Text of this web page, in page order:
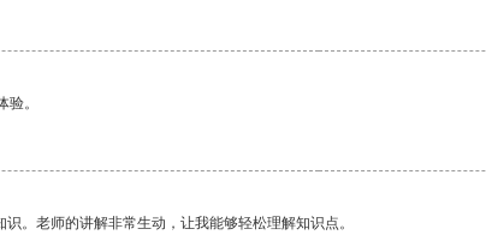
。
。老师的讲解非常生动，让我能够轻松理解知识点。